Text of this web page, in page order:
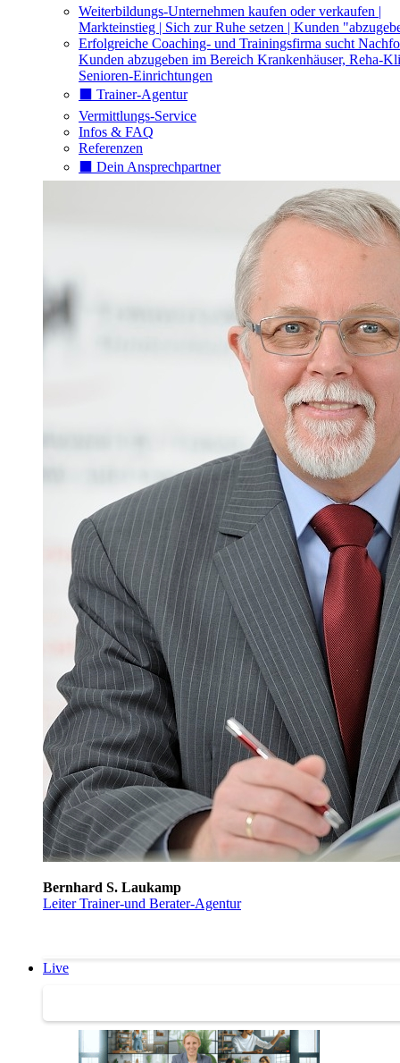
Weiterbildungs-Unternehmen kaufen oder verkaufen |
Markteinstieg | Sich zur Ruhe setzen | Kunden
Erfolgreiche Coaching- und Trainingsfirma sucht
Kunden abzugeben im Bereich Krankenhäuser, Reha-
Senioren-Einrichtungen
⬛️ Trainer-Agentur
Vermittlungs-Service
Infos & FAQ
Referenzen
⬛️ Dein Ansprechpartner
Bernhard S. Laukamp
Leiter Trainer-und Berater-Agentur
Live